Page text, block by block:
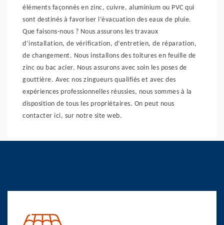
éléments façonnés en zinc, cuivre, aluminium ou PVC qui
sont destinés à favoriser l’évacuation des eaux de pluie.
Que faisons-nous ? Nous assurons les travaux
d’installation, de vérification, d’entretien, de réparation,
de changement. Nous installons des toitures en feuille de
zinc ou bac acier. Nous assurons avec soin les poses de
gouttière. Avec nos zingueurs qualifiés et avec des
expériences professionnelles réussies, nous sommes à la
disposition de tous les propriétaires. On peut nous
contacter ici, sur notre site web.